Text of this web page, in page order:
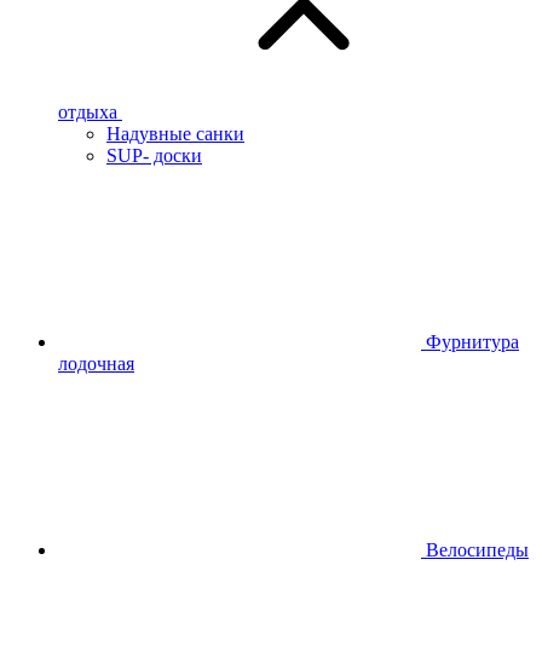
отдыха
Надувные санки
SUP- доски
Фурнитура
лодочная
Велосипеды